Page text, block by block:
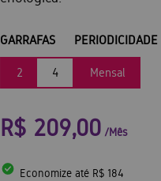
GARRAFAS
2 4
PERIODICIDADE
Mensal
R$ 209,00 /Mês
Economize até R$ 184